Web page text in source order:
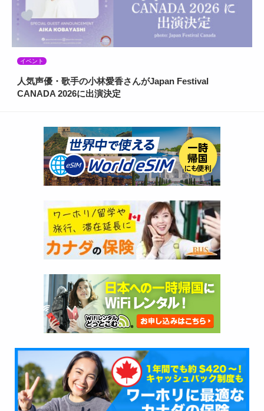
イベント
人気声優・歌手の小林愛香さんがJapan Festival
CANADA 2026に出演決定